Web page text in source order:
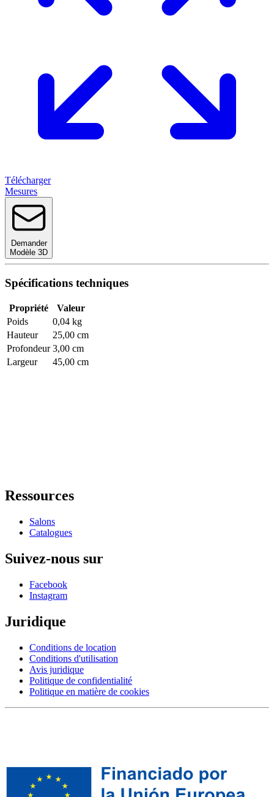
Télécharger
Mesures
Demander
Modèle 3D
Spécifications techniques
Propriété
Valeur
Poids
0,04 kg
Hauteur
25,00 cm
Profondeur 3,00 cm
Largeur
45,00 cm
Ressources
Salons
Catalogues
Suivez-nous sur
Facebook
Instagram
Juridique
Conditions de location
Conditions d'utilisation
Avis juridique
Politique de confidentialité
Politique en matière de cookies